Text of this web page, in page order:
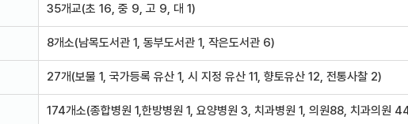
35개교(초 16, 중 9, 고 9, 대 1)
8개소(남목도서관 1, 동부도서관 1, 작은도서관 6)
27개(보물 1, 국가등록 유산 1, 시 지정 유산 11, 향토유산 12, 전통사찰 2)
174개소(종합병원 1,한방병원 1, 요양병원 3, 치과병원 1, 의원88, 치과의원